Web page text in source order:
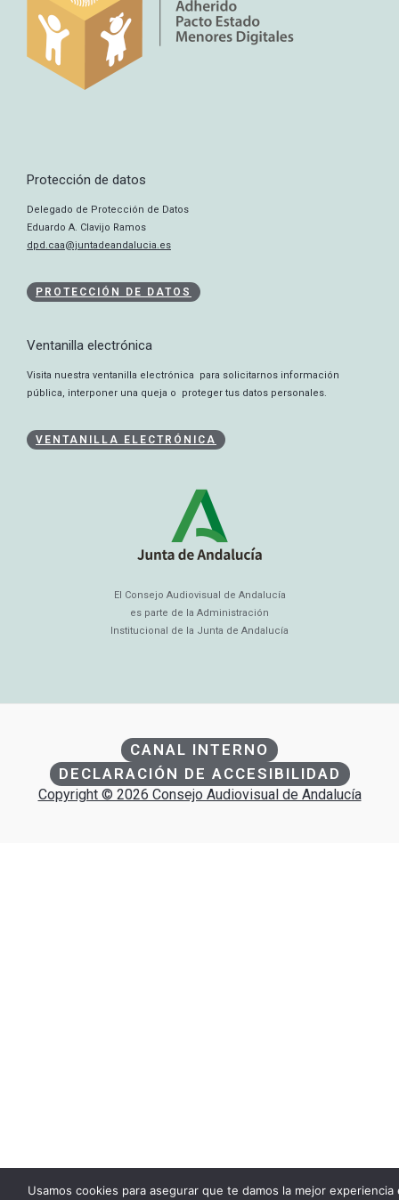
Protección de datos
Delegado de Protección de Datos
Eduardo A. Clavijo Ramos
dpd.caa@juntadeandalucia.es
PROTECCIÓN DE DATOS
Ventanilla electrónica
Visita nuestra ventanilla electrónica para solicitarnos información
pública, interponer una queja o proteger tus datos personales.
VENTANILLA ELECTRÓNICA
El Consejo Audiovisual de Andalucía
es parte de la Administración
Institucional de la Junta de Andalucía
CANAL INTERNO
DECLARACIÓN DE ACCESIBILIDAD
Copyright © 2026 Consejo Audiovisual de Andalucía
Usamos cookies para asegurar que te damos la mejor experiencia